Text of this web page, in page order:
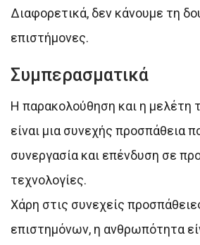
Διαφορετικά, δεν κάνουμε τη
επιστήμονες.
Συμπερασματικά
Η παρακολούθηση και η μελέτη
είναι μια συνεχής προσπάθεια
συνεργασία και επένδυση σε
τεχνολογίες.
Χάρη στις συνεχείς
επιστημόνων, η ανθρωπότητα